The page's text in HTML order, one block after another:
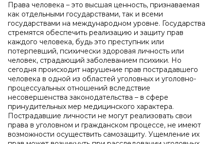
Права человека – это высшая ценность, признаваемая
как отдельными государствами, так и всеми
государствами на международном уровне. Государства
стремятся обеспечить реализацию и защиту прав
каждого человека, будь это преступник или
потерпевший, психически здоровая личность или
человек, страдающий заболеванием психики. Но
сегодня происходит нарушение прав пострадавшего
человека в одной из областей уголовных и уголовно-
процессуальных отношений вследствие
несовершенства законодательства – в сфере
принудительных мер медицинского характера.
Пострадавшие личности не могут реализовать свои
права в уголовном и гражданском процессе, не имеют
возможности осуществить самозащиту. Ущемление их